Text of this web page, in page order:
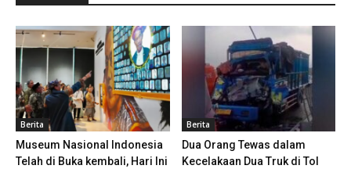
Berita
Museum Nasional Indonesia
Telah di Buka kembali, Hari Ini
Berita
Dua Orang Tewas dalam
Kecelakaan Dua Truk di Tol